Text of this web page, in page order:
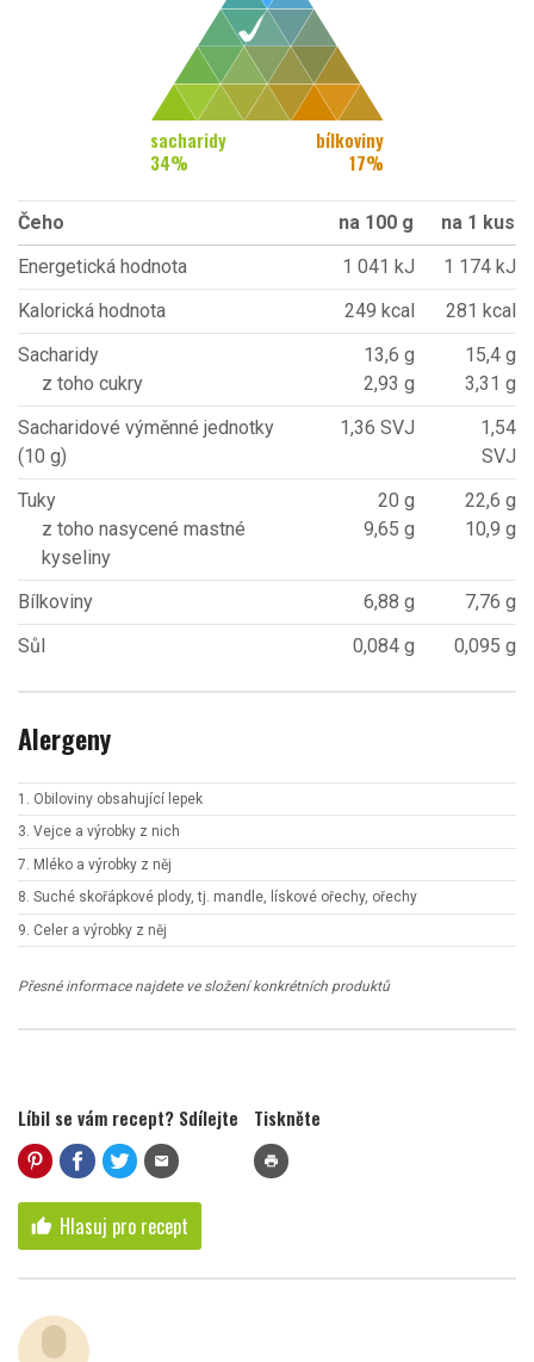
sacharidy
34%
bílkoviny
17%
Čeho na 100 g
na 1 kus
Energetická hodnota
1 041 kJ
1 174 kJ
Kalorická hodnota
249 kcal
281 kcal
Sacharidy
z toho cukry
13,6 g
2,93 g
15,4 g
3,31 g
Sacharidové výměnné jednotky
(10 g)
1,36 SVJ
1,54
SVJ
Tuky
z toho nasycené mastné
kyseliny
20 g
9,65 g
22,6 g
10,9 g
Bílkoviny 6,88 g
7,76 g
Sůl
0,084 g 0,095 g
Alergeny
1. Obiloviny obsahující lepek
3. Vejce a výrobky z nich
7. Mléko a výrobky z něj
8. Suché skořápkové plody, tj. mandle, lískové ořechy, ořechy
9. Celer a výrobky z něj
Přesné informace najdete ve složení konkrétních produktů
Líbil se vám recept? Sdílejte
mail
Tiskněte
print
thumb_up Hlasuj pro recept